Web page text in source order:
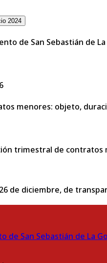
2024
de San Sebastián de
menores: objeto,
trimestral de contratos
de diciembre, de